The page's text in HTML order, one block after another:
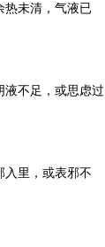
热未清，气液已
液不足，或思虑过
入里，或表邪不